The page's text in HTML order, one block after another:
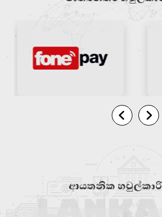
ආයතනික